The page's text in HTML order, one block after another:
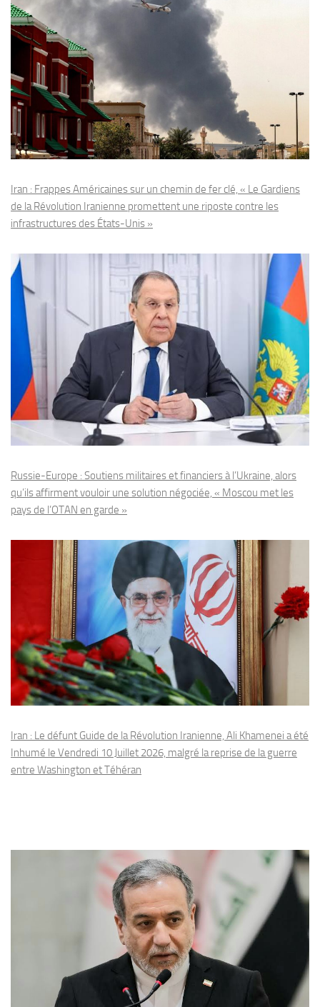
Iran : Frappes Américaines sur un chemin de fer clé, « Le Gardiens
de la Révolution Iranienne promettent une riposte contre les
infrastructures des États-Unis »
Russie-Europe : Soutiens militaires et financiers à l’Ukraine, alors
qu’ils affirment vouloir une solution négociée, « Moscou met les
pays de l’OTAN en garde »
Iran : Le défunt Guide de la Révolution Iranienne, Ali Khamenei a été
Inhumé le Vendredi 10 Juillet 2026, malgré la reprise de la guerre
entre Washington et Téhéran